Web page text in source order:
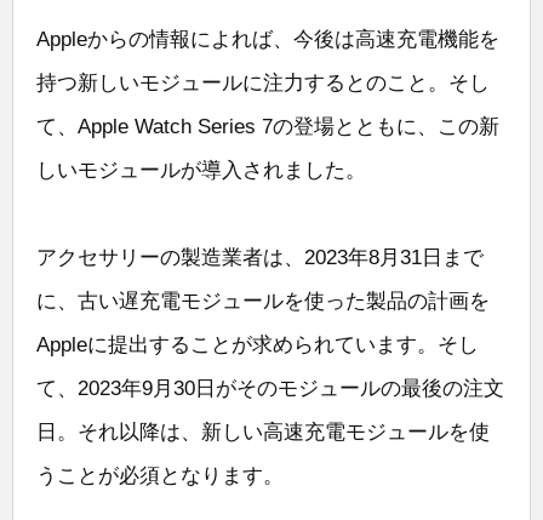
Appleからの情報によれば、今後は高速充電機能を
持つ新しいモジュールに注力するとのこと。そし
て、Apple Watch Series 7の登場とともに、この新
しいモジュールが導入されました。
アクセサリーの製造業者は、2023年8月31日まで
に、古い遅充電モジュールを使った製品の計画を
Appleに提出することが求められています。そし
て、2023年9月30日がそのモジュールの最後の注文
日。それ以降は、新しい高速充電モジュールを使
うことが必須となります。